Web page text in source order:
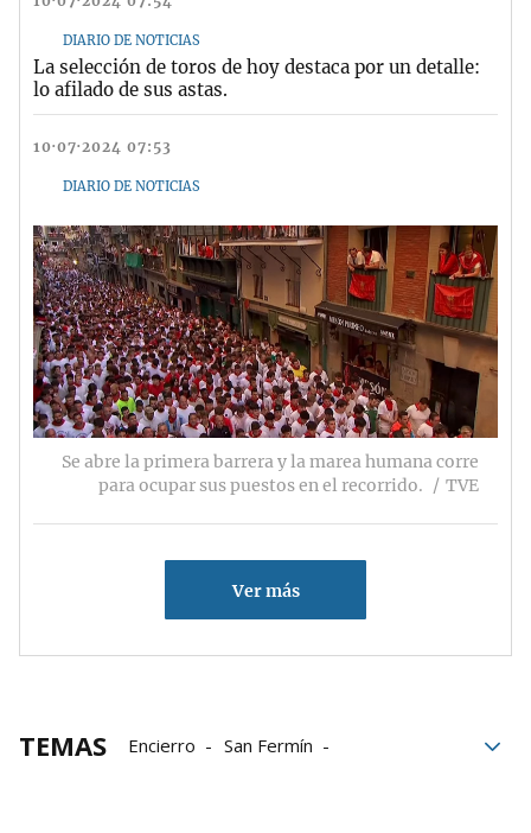
DIARIO DE NOTICIAS
La selección de toros de hoy destaca por un detalle:
lo afilado de sus astas.
10·07·2024 07:53
DIARIO DE NOTICIAS
Se abre la primera barrera y la marea humana corre
para ocupar sus puestos en el recorrido.
TVE
Ver más
TEMAS Encierro
San Fermín